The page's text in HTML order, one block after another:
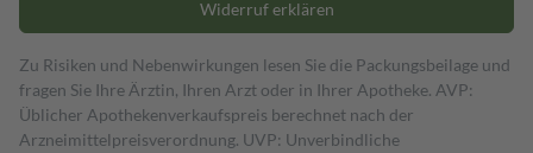
Widerruf erklären
Zu Risiken und Nebenwirkungen lesen Sie die Packungsbeilage und
fragen Sie Ihre Ärztin, Ihren Arzt oder in Ihrer Apotheke. AVP:
Üblicher Apothekenverkaufspreis berechnet nach der
Arzneimittelpreisverordnung. UVP: Unverbindliche